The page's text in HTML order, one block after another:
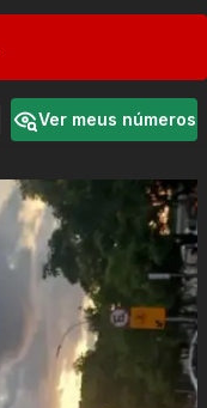
Ver meus números